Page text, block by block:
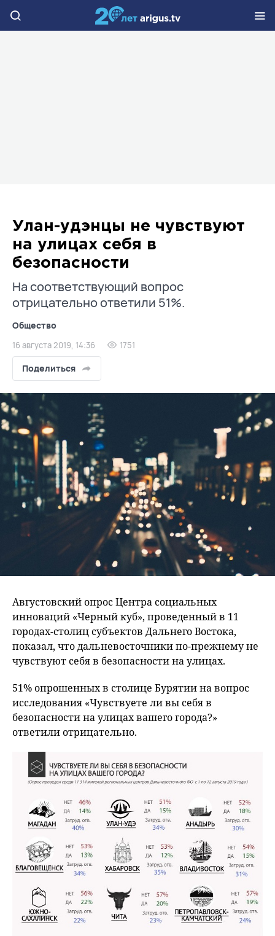
Улан-удэнцы не чувствуют
на улицах себя в
безопасности
На соответствующий вопрос
отрицательно ответили 51%.
Общество
16 августа 2019, 14:36 1751
Поделиться
Августовский опрос Центра социальных
инноваций «Черный куб», проведенный в 11
городах-столиц субъектов Дальнего Востока,
показал, что дальневосточники по-прежнему не
чувствуют себя в безопасности на улицах.
51% опрошенных в столице Бурятии на вопрос
исследования «Чувствуете ли вы себя в
безопасности на улицах вашего города?»
ответили отрицательно.